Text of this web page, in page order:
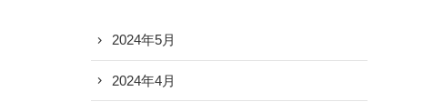
2024年5月
2024年4月